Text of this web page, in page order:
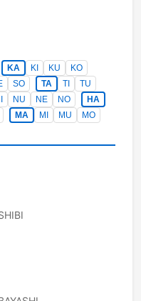
KA KI KU
KO
SO TA TI
TU
NU NE NO
HA
MA MI MU
MO